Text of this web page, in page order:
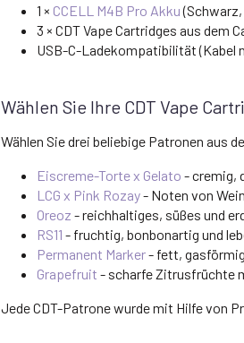
1 × CCELL M4B Pro Akku(Schwarz,
3 × CDT Vape Cartridges aus dem
USB-C-Ladekompatibilität (Kabel
Wählen Sie Ihre CDT Vape
Wählen Sie drei beliebige Patronen aus
Eiscreme-Torte x Gelato - cremig,
LCG x Pink Rozay- Noten von
Oreoz - reichhaltiges, süßes und
RS11 - fruchtig, bonbonartig und
Permanent Marker- fett,
Grapefruit - scharfe Zitrusfrüchte
Jede CDT-Patrone wurde mit Hilfe von